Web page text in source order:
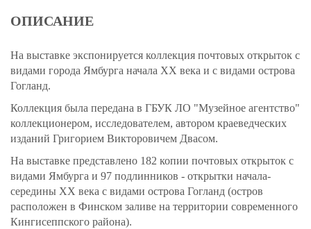
ОПИСАНИЕ
На выставке экспонируется коллекция почтовых открыток с
видами города Ямбурга начала ХХ века и с видами острова
Гогланд.
Коллекция была передана в ГБУК ЛО "Музейное агентство"
коллекционером, исследователем, автором краеведческих
изданий Григорием Викторовичем Двасом.
На выставке представлено 182 копии почтовых открыток с
видами Ямбурга и 97 подлинников - открытки начала-
середины ХХ века с видами острова Гогланд (остров
расположен в Финском заливе на территории современного
Кингисеппского района).